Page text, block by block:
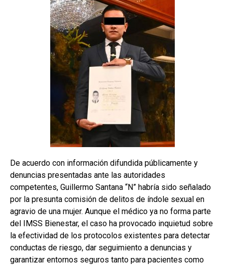
De acuerdo con información difundida públicamente y
denuncias presentadas ante las autoridades
competentes, Guillermo Santana “N” habría sido señalado
por la presunta comisión de delitos de índole sexual en
agravio de una mujer. Aunque el médico ya no forma parte
del IMSS Bienestar, el caso ha provocado inquietud sobre
la efectividad de los protocolos existentes para detectar
conductas de riesgo, dar seguimiento a denuncias y
garantizar entornos seguros tanto para pacientes como